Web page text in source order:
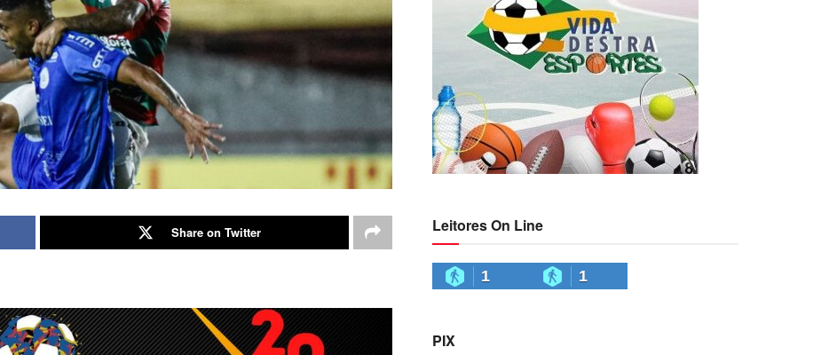
Share on Twitter Leitores On Line
1 1
PIX